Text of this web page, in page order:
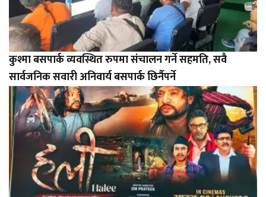
कुश्मा बसपार्क व्यवस्थित रुपमा संचालन गर्ने सहमति, सवै
सार्वजनिक सवारी अनिवार्य बसपार्क छिर्नैपर्ने